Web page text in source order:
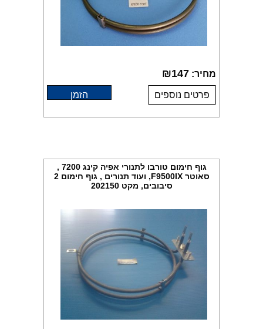
מחיר: ₪147
פרטים נוספים הזמן
גוף חימום טורבו לתנורי אפיה קינג 7200 ,
סאוטר F9500IX, ועוד תנורים , גוף חימום 2
סיבובים, מקט 202150